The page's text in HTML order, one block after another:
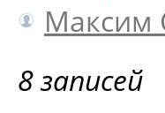
Максим
8 записей